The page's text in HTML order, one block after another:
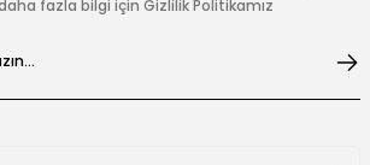
fazla bilgi için Gizlilik Politikamız